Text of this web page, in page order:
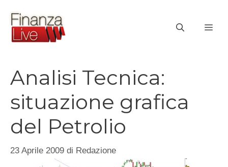
contenuto
Analisi Tecnica:
situazione grafica
del Petrolio
23 Aprile 2009 di Redazione